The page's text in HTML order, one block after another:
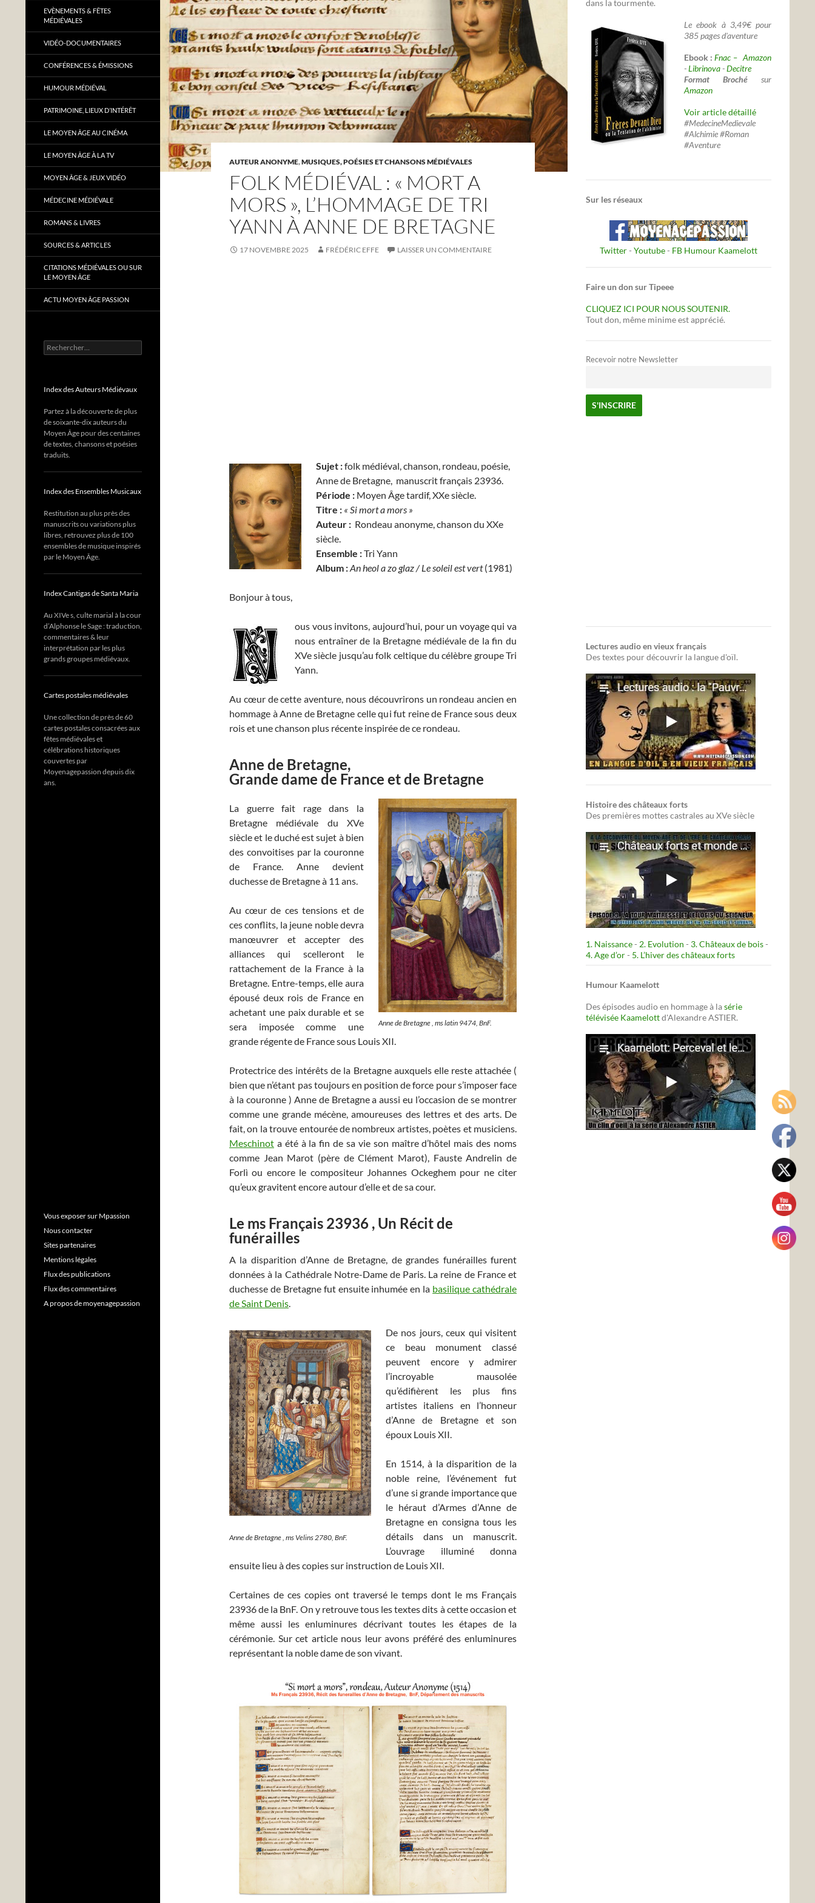
AUTEUR ANONYME,MUSIQUES, POÉSIES ET CHANSONS MÉDIÉVALES
FOLK MÉDIÉVAL : « MORT A
MORS », L’HOMMAGE DE TRI
YANN À ANNE DE BRETAGNE
17 NOVEMBRE 2025 FRÉDÉRIC EFFE LAISSER UN COMMENTAIRE
Sujet :folk médiéval, chanson, rondeau, poésie,
Anne de Bretagne, manuscrit français 23936.
Période : Moyen Âge tardif, XXe siècle.
Titre : « Si mort a mors »
Auteur : Rondeau anonyme, chanson du XXe
siècle.
Ensemble :Tri Yann
Album :An heol a zo glaz / Le soleil est vert(1981)
Bonjour à tous,
ous vous invitons, aujourd’hui, pour un voyage qui va
nous entraîner de la Bretagne médiévale de la fin du
XVe siècle jusqu’au folk celtique du célèbre groupe Tri
Yann.
Au cœur de cette aventure, nous découvrirons un rondeau ancien en
hommage à Anne de Bretagne celle qui fut reine de France sous deux
rois et une chanson plus récente inspirée de ce rondeau.
Anne de Bretagne,
Grande dame de France et de Bretagne
Anne de Bretagne , ms latin 9474, BnF.
La guerre fait rage dans la
Bretagne médiévale du XVe
siècle et le duché est sujet à bien
des convoitises par la couronne
de France. Anne devient
duchesse de Bretagne à 11 ans.
Au cœur de ces tensions et de
ces conflits, la jeune noble devra
manœuvrer et accepter des
alliances qui scelleront le
rattachement de la France à la
Bretagne. Entre-temps, elle aura
épousé deux rois de France en
achetant une paix durable et se
sera imposée comme une
grande régente de France sous Louis XII.
Protectrice des intérêts de la Bretagne auxquels elle reste attachée (
bien que n’étant pas toujours en position de force pour s’imposer face
à la couronne ) Anne de Bretagne a aussi eu l’occasion de se montrer
comme une grande mécène, amoureuses des lettres et des arts. De
fait, on la trouve entourée de nombreux artistes, poètes et musiciens.
Meschinot a été à la fin de sa vie son maître d’hôtel mais des noms
comme Jean Marot (père de Clément Marot), Fauste Andrelin de
Forlì ou encore le compositeur Johannes Ockeghem pour ne citer
qu’eux gravitent encore autour d’elle et de sa cour.
Le ms Français 23936 , Un Récit de
funérailles
A la disparition d’Anne de Bretagne, de grandes funérailles furent
données à la Cathédrale Notre-Dame de Paris. La reine de France et
duchesse de Bretagne fut ensuite inhumée en la basilique cathédrale
de Saint Denis.
Anne de Bretagne , ms Velins 2780, BnF.
De nos jours, ceux qui visitent
ce beau monument classé
peuvent encore y admirer
l’incroyable mausolée
qu’édifièrent les plus fins
artistes italiens en l’honneur
d’Anne de Bretagne et son
époux Louis XII.
En 1514, à la disparition de la
noble reine, l’événement fut
d’une si grande importance que
le héraut d’Armes d’Anne de
Bretagne en consigna tous les
détails dans un manuscrit.
L’ouvrage illuminé donna
ensuite lieu à des copies sur instruction de Louis XII.
Certaines de ces copies ont traversé le temps dont le ms Français
23936 de la BnF. On y retrouve tous les textes dits à cette occasion et
même aussi les enluminures décrivant toutes les étapes de la
cérémonie. Sur cet article nous leur avons préféré des enluminures
représentant la noble dame de son vivant.
dans la tourmente.
Le ebook à 3,49€ pour
385 pages d'aventure
Ebook :Fnac – Amazon
-Librinova-Decitre
Format Broché sur
Amazon
Voir article détaillé
#MedecineMedievale
#Alchimie #Roman
#Aventure
Sur les réseaux
Twitter- Youtube- FB Humour Kaamelott
Faire un don sur Tipeee
CLIQUEZ ICI POUR NOUS SOUTENIR.
Tout don, même minime est apprécié.
Recevoir notre Newsletter
Lectures audio en vieux français
Des textes pour découvrir la langue d'oïl.
Histoire des châteaux forts
Des premières mottes castrales au XVe siècle
1. Naissance- 2. Evolution - 3. Châteaux de bois-
4. Age d’or- 5. L’hiver des châteaux forts
Humour Kaamelott
Des épisodes audio en hommage à lasérie
télévisée Kaamelottd'Alexandre ASTIER.
EVÈNEMENTS & FÊTES
MÉDIÉVALES
VIDÉO-DOCUMENTAIRES
CONFÉRENCES & ÉMISSIONS
HUMOUR MÉDIÉVAL
PATRIMOINE, LIEUX D’INTÉRÊT
LE MOYEN ÂGE AU CINÉMA
LE MOYEN ÂGE À LA TV
MOYEN ÂGE & JEUX VIDÉO
MÉDECINE MÉDIÉVALE
ROMANS & LIVRES
SOURCES & ARTICLES
CITATIONS MÉDIÉVALES OU SUR
LE MOYEN ÂGE
ACTU MOYEN ÂGE PASSION
Rechercher :
Index des Auteurs Médiévaux
Partez à la découverte de plus
de soixante-dix auteurs du
Moyen Âge pour des centaines
de textes, chansons et poésies
traduits.
Index des Ensembles Musicaux
Restitution au plus près des
manuscrits ou variations plus
libres, retrouvez plus de 100
ensembles de musique inspirés
par le Moyen Âge.
Index Cantigas de Santa Maria
Au XIVe s, culte marial à la cour
d’Alphonse le Sage : traduction,
commentaires & leur
interprétation par les plus
grands groupes médiévaux.
Cartes postales médiévales
Une collection de près de 60
cartes postales consacrées aux
fêtes médiévales et
célébrations historiques
couvertes par
Moyenagepassion depuis dix
ans.
Vous exposer sur Mpassion
Nous contacter
Sites partenaires
Mentions légales
Flux des publications
Flux des commentaires
A propos de moyenagepassion